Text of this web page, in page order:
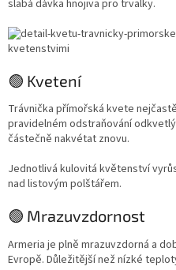
slabá dávka hnojiva pro trvalky.
🟢 Kvetení
Trávnička přímořská kvete
pravidelném odstraňování
částečně nakvétat znovu.
Jednotlivá kulovitá květenství
nad listovým polštářem.
🟢 Mrazuvzdornost
Armeria je plně mrazuvzdorná a
Evropě. Důležitější než nízké